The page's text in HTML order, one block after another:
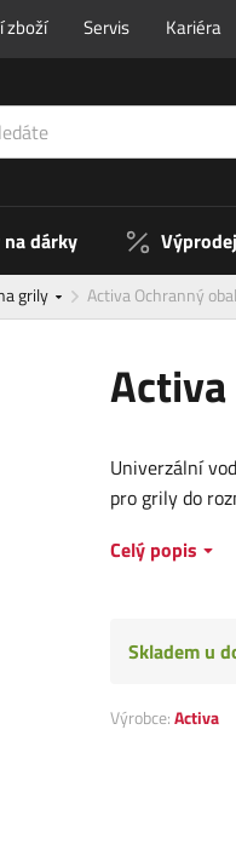
zboží Servis Kariéra
dárky Výprodej
grily Activa Ochranný
Univerzální
pro grily do
Celý popis
Skladem u
Výrobce:Activa